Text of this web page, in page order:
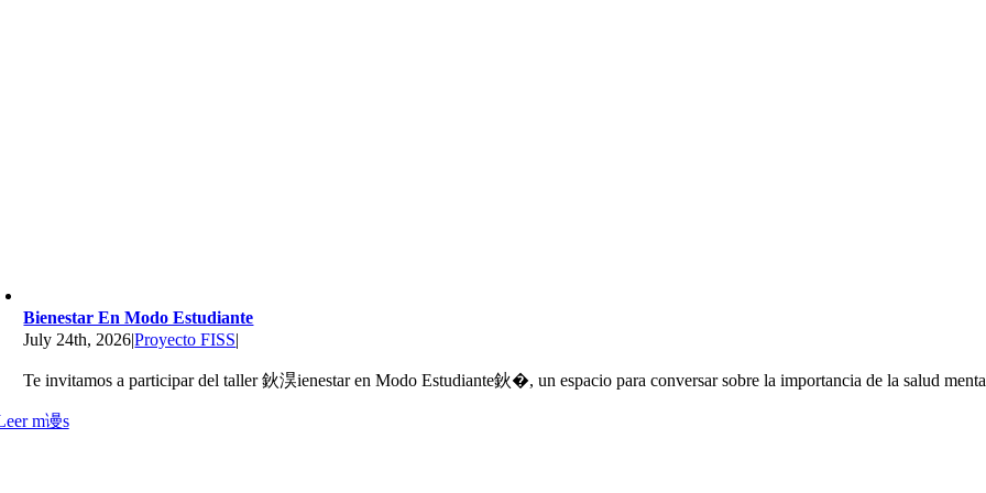
Bienestar En Modo Estudiante
July 24th, 2026|Proyecto FISS|
Te invitamos a participar del taller 鈥淏ienestar en Modo Estudiante鈥�, un espacio para conversar sobre la importancia de la salud
m谩s